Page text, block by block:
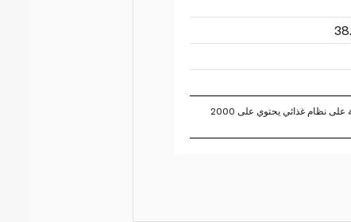
تستند النسبة المئوية للقيم اليومية على نظام غذائي يحتوي على 2000